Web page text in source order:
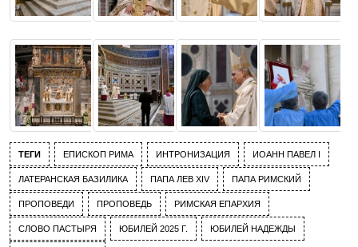
ТЕГИ ЕПИСКОП РИМА ИНТРОНИЗАЦИЯ ИОАНН ПАВЕЛ I
ЛАТЕРАНСКАЯ БАЗИЛИКА ПАПА ЛЕВ XIV ПАПА РИМСКИЙ
ПРОПОВЕДИ ПРОПОВЕДЬ РИМСКАЯ ЕПАРХИЯ
СЛОВО ПАСТЫРЯ ЮБИЛЕЙ 2025 Г. ЮБИЛЕЙ НАДЕЖДЫ